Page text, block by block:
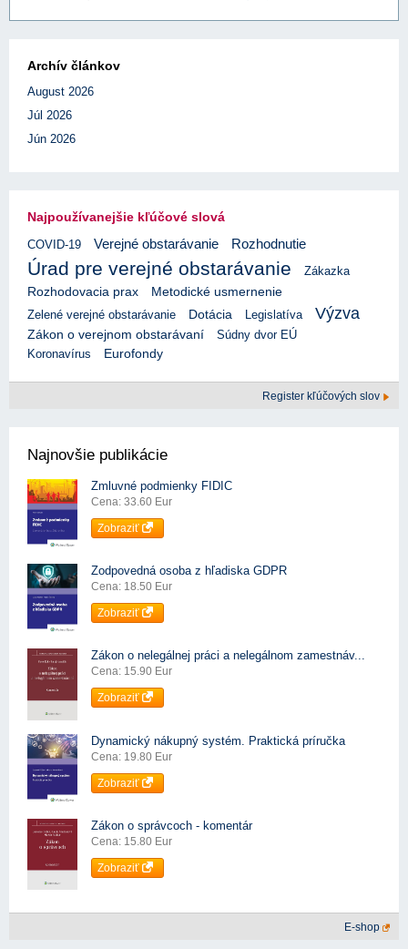
Archív článkov
August 2026
Júl 2026
Jún 2026
Najpoužívanejšie kľúčové slová
COVID-19 Verejné obstarávanie Rozhodnutie
Úrad pre verejné obstarávanie Zákazka
Rozhodovacia prax
Metodické usmernenie
Zelené verejné obstarávanie
Dotácia Legislatíva Výzva
Zákon o verejnom obstarávaní
Súdny dvor EÚ
Koronavírus
Eurofondy
Register kľúčových slov
Najnovšie publikácie
Zmluvné podmienky FIDIC
Cena: 33.60 Eur
Zobraziť
Zodpovedná osoba z hľadiska GDPR
Cena: 18.50 Eur
Zobraziť
Zákon o nelegálnej práci a nelegálnom zamestnáv...
Cena: 15.90 Eur
Zobraziť
Dynamický nákupný systém. Praktická príručka
Cena: 19.80 Eur
Zobraziť
Zákon o správcoch - komentár
Cena: 15.80 Eur
Zobraziť
E-shop